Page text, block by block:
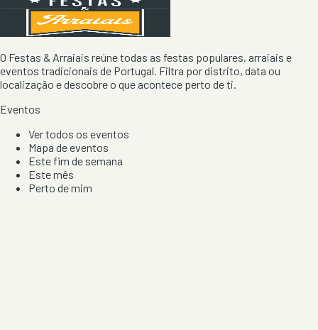
O Festas & Arraiais reúne todas as festas populares, arraiais e
eventos tradicionais de Portugal. Filtra por distrito, data ou
localização e descobre o que acontece perto de ti.
Eventos
Ver todos os eventos
Mapa de eventos
Este fim de semana
Este mês
Perto de mim